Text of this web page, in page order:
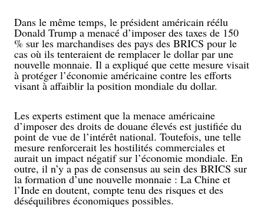
Dans le même temps, le président américain réélu
Donald Trump a menacé d’imposer des taxes de 150
% sur les marchandises des pays des BRICS pour le
cas où ils tenteraient de remplacer le dollar par une
nouvelle monnaie. Il a expliqué que cette mesure visait
à protéger l’économie américaine contre les efforts
visant à affaiblir la position mondiale du dollar.
Les experts estiment que la menace américaine
d’imposer des droits de douane élevés est justifiée du
point de vue de l’intérêt national. Toutefois, une telle
mesure renforcerait les hostilités commerciales et
aurait un impact négatif sur l’économie mondiale. En
outre, il n’y a pas de consensus au sein des BRICS sur
la formation d’une nouvelle monnaie : La Chine et
l’Inde en doutent, compte tenu des risques et des
déséquilibres économiques possibles.